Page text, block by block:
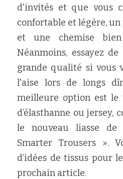
d'invités et que vous
confortable et légère,
et une chemise
Néanmoins, essayez
grande qualité si vous
l'aise lors de longs
meilleure option est le
d’élasthanne ou jersey,
le nouveau liasse de
Smarter Trousers ».
d’idées de tissus pour
prochain article.